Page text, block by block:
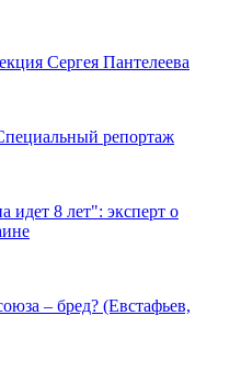
Сергея Пантелеева
репортаж
идет 8 лет": эксперт о
– бред? (Евстафьев,